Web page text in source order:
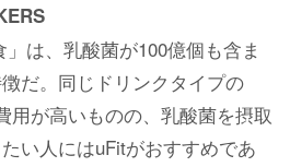
は、乳酸菌が100億個も含ま
だ。同じドリンクタイプの
用が高いものの、乳酸菌を摂取
い人にはuFitがおすすめであ